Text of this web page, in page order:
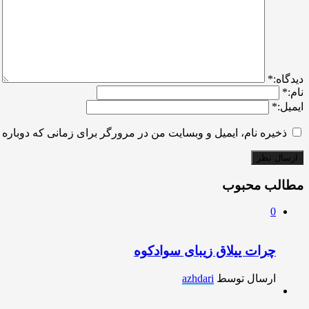
ديدگاه:*
نام:*
ایمیل:*
ذخیره نام، ایمیل و وبسایت من در مرورگر برای زمانی که
مطالب محبوب
0
چرات ییلاق زیبای سوادکوه
ارسال توسط azhdari